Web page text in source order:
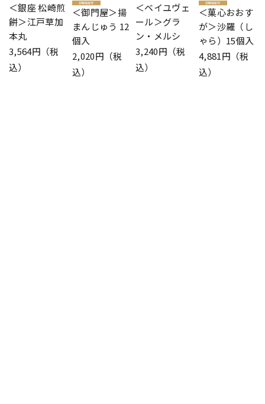
＜銀座 松崎煎
餅＞江戸草加
本丸
3,564円（税
込）
＜御門屋＞揚
まんじゅう 12
個入
2,020円（税
込）
＜ベイユヴェ
ール＞グラ
ン・メルシ
3,240円（税
込）
＜菓心おおす
が＞沙羅（し
ゃら）15個入
4,881円（税
込）